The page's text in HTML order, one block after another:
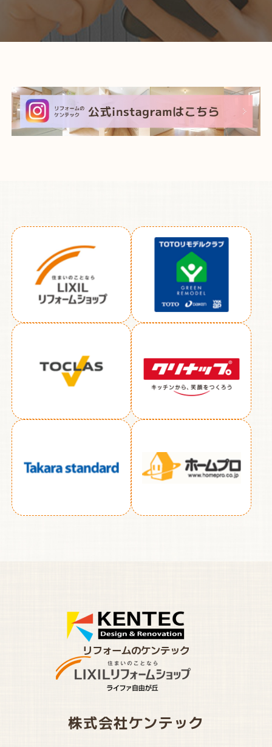
リフォームのケンテック
株式会社ケンテック